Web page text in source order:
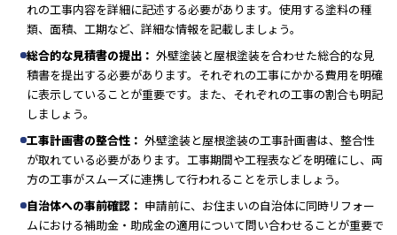
れの工事内容を詳細に記述する必要があります。使用する塗料の種
類、面積、工期など、詳細な情報を記載しましょう。
総合的な見積書の提出： 外壁塗装と屋根塗装を合わせた総合的な見
積書を提出する必要があります。それぞれの工事にかかる費用を明確
に表示していることが重要です。また、それぞれの工事の割合も明記
しましょう。
工事計画書の整合性： 外壁塗装と屋根塗装の工事計画書は、整合性
が取れている必要があります。工事期間や工程表などを明確にし、両
方の工事がスムーズに連携して行われることを示しましょう。
自治体への事前確認： 申請前に、お住まいの自治体に同時リフォー
ムにおける補助金・助成金の適用について問い合わせることが重要で